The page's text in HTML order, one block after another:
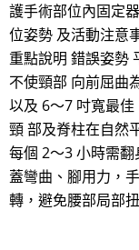
護手術部位內固定
位姿勢 及活動注意
重點說明 錯誤姿勢
不使頸部 向前屈曲
以及 6～7 吋寬最佳
頸 部及脊柱在自然
每個 2～3 小時需
蓋彎曲、腳用力，
轉，避免腰部局部